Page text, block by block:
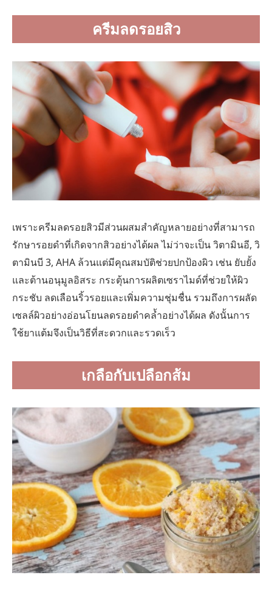
ครีมลดรอยสิว
เพราะครีมลดรอยสิวมีส่วนผสมสำคัญหลายอย่างที่สามารถ
รักษารอยดำที่เกิดจากสิวอย่างได้ผล ไม่ว่าจะเป็น วิตามินอี, วิ
ตามินบี 3, AHA ล้วนแต่มีคุณสมบัติช่วยปกป้องผิว เช่น ยับยั้ง
และต้านอนุมูลอิสระ กระตุ้นการผลิตเซราไมด์ที่ช่วยให้ผิว
กระชับ ลดเลือนริ้วรอยและเพิ่มความชุ่มชื่น รวมถึงการผลัด
เซลล์ผิวอย่างอ่อนโยนลดรอยดำคล้ำอย่างได้ผล ดังนั้นการ
ใช้ยาแต้มจึงเป็นวิธีที่สะดวกและรวดเร็ว
เกลือกับเปลือกส้ม